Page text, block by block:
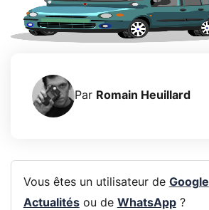
Par Romain Heuillard
Vous êtes un utilisateur de Google
Actualitésou de WhatsApp?